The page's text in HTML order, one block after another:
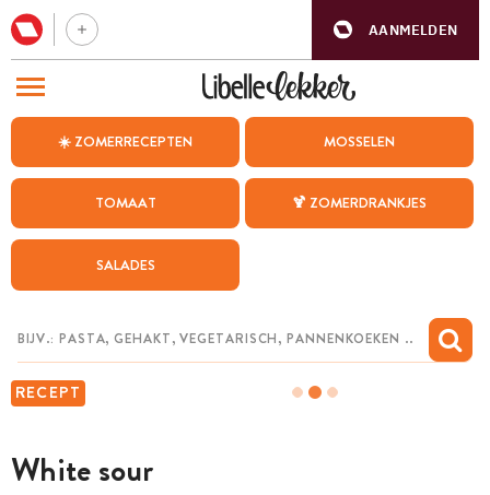
AANMELDEN
☀️ ZOMERRECEPTEN MOSSELEN
TOMAAT 🍹 ZOMERDRANKJES
SALADES
RECEPT
White sour
BEZOEK ONZE ANDERE WEBSITES
WEEKMENU
CHAT MET MAIA
MIJN BEWAARDE RECEPTEN